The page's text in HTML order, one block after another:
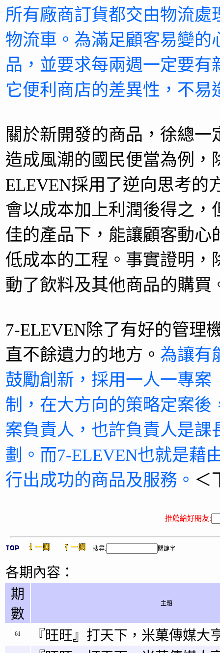
所有廠商訂貨都交由物流
物流車。為滿足顧客易變
品，並要求每兩週一定要
它便利商店的差異性，不易
關於新開發的商品，徐總
造成風潮的國民便當為例
ELEVEN採用了逆向思考的
會以成本加上利潤後得之
佳的產品下，能讓顧客動
低成本的工程。事實證明
動了飲料及其他商品的購買
7-ELEVEN除了有好的管理
直不餘遺力的地方。 為讓有
鼓勵創新，採用一人一專案
制，在大方向的策略定案
案負責人，也許負責人是
劃。而7-ELEVEN也就是藉
行出成功的商品及服務。 ＜
推薦給好朋友:
搜尋: 關鍵字
各期內容：
期
數
主題
61 『旺旺』打天下，米菓傳媒大